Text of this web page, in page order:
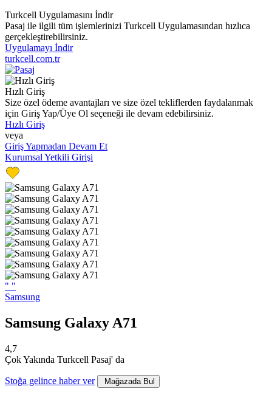
Turkcell Uygulamasını İndir
Pasaj ile ilgili tüm işlemlerinizi Turkcell Uygulamasından hızlıca
gerçekleştirebilirsiniz.
Uygulamayı İndir
turkcell.com.tr
Hızlı Giriş
Size özel ödeme avantajları ve size özel tekliflerden faydalanmak
için Giriş Yap/Üye Ol seçeneği ile devam edebilirsiniz.
Hızlı Giriş
veya
Giriş Yapmadan Devam Et
Kurumsal Yetkili Girişi
" "
Samsung
Samsung Galaxy A71
4,7
Çok Yakında Turkcell Pasaj' da
Stoğa gelince haber ver Mağazada Bul